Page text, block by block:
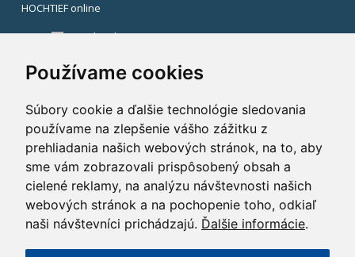
Používame cookies
Súbory cookie a ďalšie technológie sledovania
používame na zlepšenie vášho zážitku z
prehliadania našich webových stránok, na to, aby
sme vám zobrazovali prispôsobený obsah a
cielené reklamy, na analýzu návštevnosti našich
webových stránok a na pochopenie toho, odkiaľ
naši návštevníci prichádzajú. Ďalšie informácie.
HOCHTIEF online
Facebook